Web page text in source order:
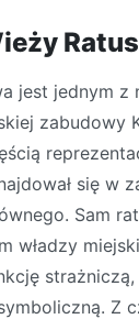
jest jednym z
zabudowy
się w
Sam
władzy
strażniczą,
Z